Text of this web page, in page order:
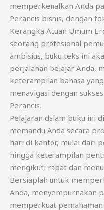
memperkenalkan Anda
Perancis bisnis, dengan
Kerangka Acuan Umum
seorang profesional
ambisius, buku teks ini
perjalanan belajar Anda,
keterampilan bahasa
menavigasi dengan
Perancis.
Pelajaran dalam buku ini
memandu Anda secara
hari di kantor, mulai dari
hingga keterampilan
mengikuti rapat dan
Bersiaplah untuk
Anda, menyempurnakan
memperkuat